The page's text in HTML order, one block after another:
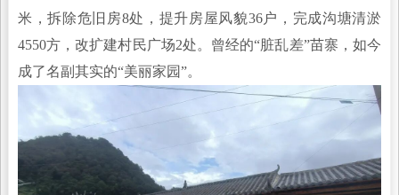
米，拆除危旧房8处，提升房屋风貌36户，完成沟塘清淤
4550方，改扩建村民广场2处。曾经的“脏乱差”苗寨，如今
成了名副其实的“美丽家园”。